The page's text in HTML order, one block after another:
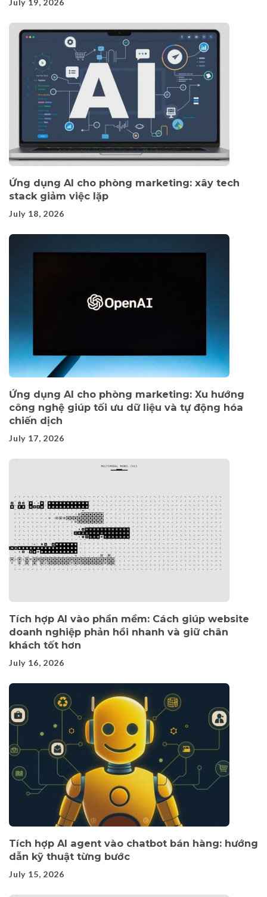
July 19, 2026
Ứng dụng AI cho phòng marketing: xây tech
stack giảm việc lặp
July 18, 2026
Ứng dụng AI cho phòng marketing: Xu hướng
công nghệ giúp tối ưu dữ liệu và tự động hóa
chiến dịch
July 17, 2026
Tích hợp AI vào phần mềm: Cách giúp website
doanh nghiệp phản hồi nhanh và giữ chân
khách tốt hơn
July 16, 2026
Tích hợp AI agent vào chatbot bán hàng: hướng
dẫn kỹ thuật từng bước
July 15, 2026